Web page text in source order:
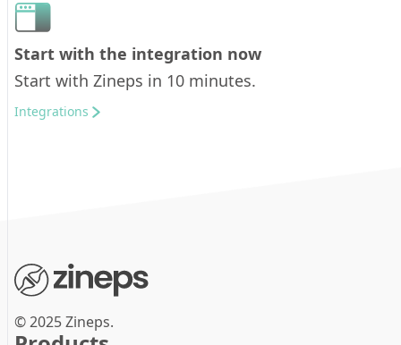
Start with the integration now
Start with Zineps in 10 minutes.
Integrations
© 2025 Zineps.